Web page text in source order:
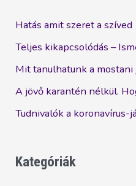
Hatás amit szeret a szíved
Teljes kikapcsolódás –
Mit tanulhatunk a
A jövő karantén nélkül.
Tudnivalók a koronavírus-
Kategóriák